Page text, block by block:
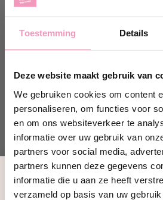
Toestemming Details
Deze website maakt gebruik van
We gebruiken cookies om content
personaliseren, om functies voor
en om ons websiteverkeer te
informatie over uw gebruik van
partners voor social media,
partners kunnen deze gegevens
informatie die u aan ze heeft
verzameld op basis van uw
Hoe gebruik je de geurhangers
De geurhangers van Le Essenze di
van speciaal rubber, waardoor de
geurhangers met het bijgeleverde
kledinghanger. Op deze manier
frisse, schone geur en wordt er
verspreidt.
Ook zijn de geurhangers perfect
zoals schoenenrekken, auto’s,
koffers. Voor een grotere intensiteit
geurhangers combineren met het
Ontvang 10% korting!